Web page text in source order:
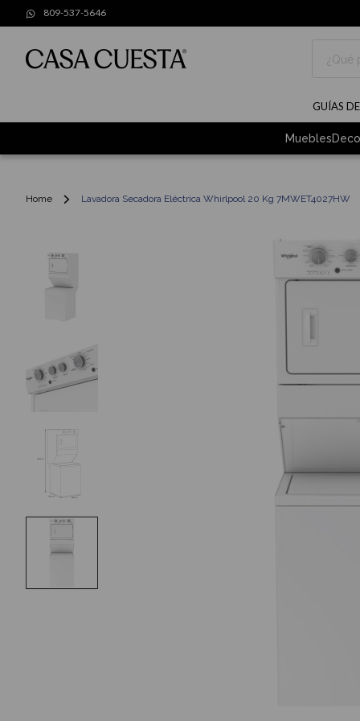
809-537-5646
GUÍAS
Muebles
Home Lavadora Secadora Eléctrica Whirlpool 20 Kg 7MWET4027HW